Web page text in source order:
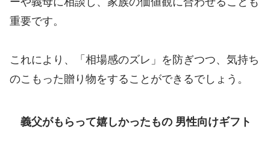
重要です。
これにより、「相場感のズレ」を防ぎつつ、気持ち
のこもった贈り物をすることができるでしょう。
義父がもらって嬉しかったもの 男性向けギフト